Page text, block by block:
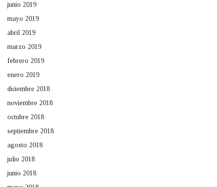
junio 2019
mayo 2019
abril 2019
marzo 2019
febrero 2019
enero 2019
diciembre 2018
noviembre 2018
octubre 2018
septiembre 2018
agosto 2018
julio 2018
junio 2018